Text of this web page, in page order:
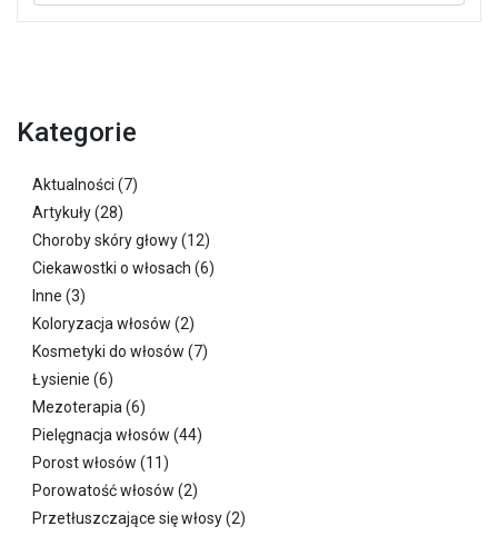
Kategorie
Aktualności (7)
Artykuły(28)
Choroby skóry głowy(12)
Ciekawostki o włosach (6)
Inne (3)
Koloryzacja włosów (2)
Kosmetyki do włosów (7)
Łysienie (6)
Mezoterapia(6)
Pielęgnacja włosów (44)
Porost włosów (11)
Porowatość włosów (2)
Przetłuszczające się włosy(2)